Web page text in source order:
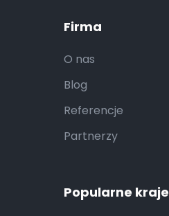
Firma
O nas
Blog
Referencje
Partnerzy
Popularne kraje